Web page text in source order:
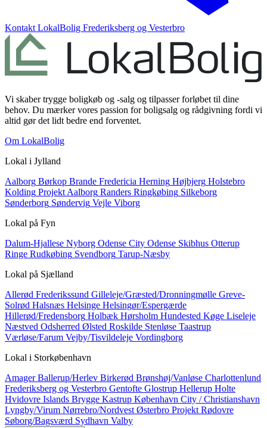
Kontakt LokalBolig Frederiksberg og Vesterbro
Vi skaber trygge boligkøb og -salg og tilpasser forløbet til dine
behov. Du mærker vores passion for boligsalg og rådgivning fordi vi
altid gør det lidt bedre end forventet.
Om LokalBolig
Lokal i Jylland
Aalborg Børkop Brande Fredericia Herning Højbjerg Holstebro
Kolding Projekt Aalborg Randers Ringkøbing Silkeborg
Sønderborg Søndervig Vejle Viborg
Lokal på Fyn
Dalum-Hjallese Nyborg Odense City Odense Skibhus Otterup
Ringe Rudkøbing Svendborg Tarup-Næsby
Lokal på Sjælland
Allerød Frederikssund Gilleleje/Græsted/Dronningmølle Greve-
Solrød Halsnæs Helsinge Helsingør/Espergærde
Hillerød/Fredensborg Holbæk Hørsholm Hundested Køge Liseleje
Næstved Odsherred Ølsted Roskilde Stenløse Taastrup
Værløse/Farum Vejby/Tisvildeleje Vordingborg
Lokal i Storkøbenhavn
AmagerBallerup/Herlev Birkerød Brønshøj/Vanløse Charlottenlund
Frederiksberg og Vesterbro Gentofte Glostrup Hellerup Holte
Hvidovre Islands Brygge Kastrup København City / Christianshavn
Lyngby/Virum Nørrebro/Nordvest Østerbro Projekt Rødovre
Søborg/Bagsværd Sydhavn Valby